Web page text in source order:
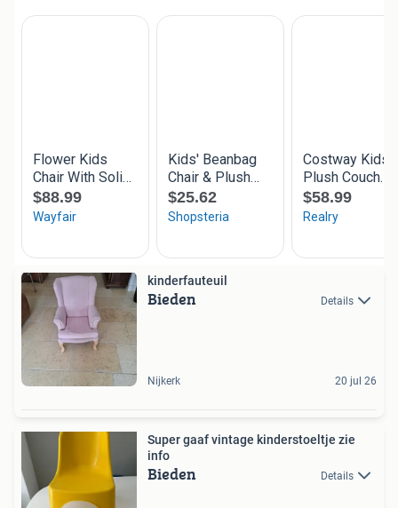
kinderfauteuil
Bieden Details
Nijkerk 20 jul 26
Super gaaf vintage kinderstoeltje zie
info
Bieden Details